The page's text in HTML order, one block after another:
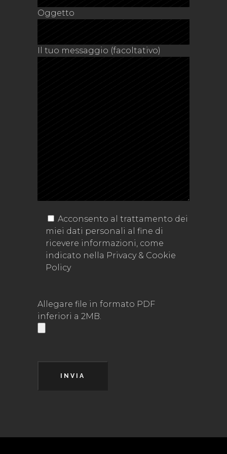
Oggetto
Il tuo messaggio (facoltativo)
Acconsento al trattamento dei
miei dati personali al fine di
ricevere informazioni, come
indicato nella Privacy & Cookie
Policy
Allegare file in formato PDF
inferiori a 2MB.
INVIA